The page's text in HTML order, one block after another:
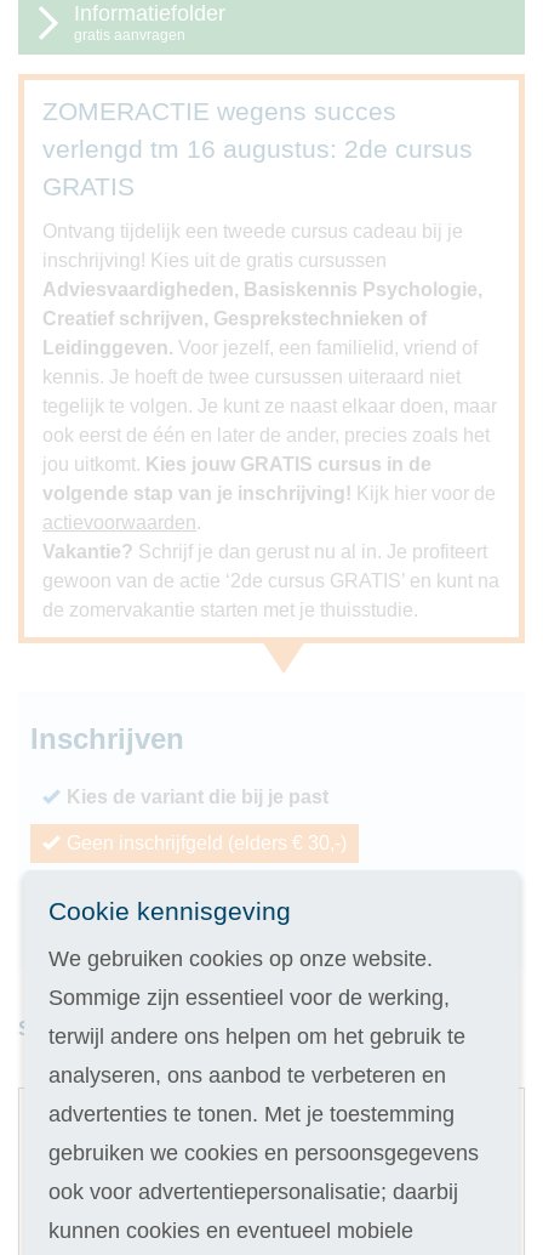
Informatiefolder
gratis aanvragen
ZOMERACTIE wegens succes
verlengd tm 16 augustus: 2de cursus
GRATIS
Ontvang tijdelijk een tweede cursus cadeau bij je
inschrijving! Kies uit de gratis cursussen
Adviesvaardigheden, Basiskennis Psychologie,
Creatief schrijven, Gesprekstechnieken of
Leidinggeven. Voor jezelf, een familielid, vriend of
kennis. Je hoeft de twee cursussen uiteraard niet
tegelijk te volgen. Je kunt ze naast elkaar doen, maar
ook eerst de één en later de ander, precies zoals het
jou uitkomt. Kies jouw GRATIS cursus in de
volgende stap van je inschrijving! Kijk hier voor de
actievoorwaarden.
Vakantie? Schrijf je dan gerust nu al in. Je profiteert
gewoon van de actie ‘2de cursus GRATIS’ en kunt na
de zomervakantie starten met je thuisstudie.
Inschrijven
Kies de variant die bij je past
Geen inschrijfgeld (elders € 30,-)
Studieduur: 4 maanden
Digitale cursus
289
1
Cookie kennisgeving
We gebruiken cookies op onze website.
Sommige zijn essentieel voor de werking,
terwijl andere ons helpen om het gebruik te
analyseren, ons aanbod te verbeteren en
advertenties te tonen. Met je toestemming
gebruiken we cookies en persoonsgegevens
ook voor advertentiepersonalisatie; daarbij
kunnen cookies en eventueel mobiele